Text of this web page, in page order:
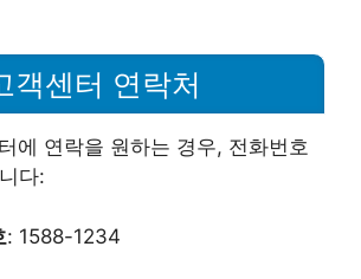
객센터 연락처
에 연락을 원하는 경우, 전화번호
다:
: 1588-1234